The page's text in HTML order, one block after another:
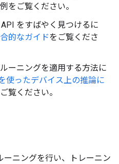
をご覧ください。
をすばやく見つけるに
的なガイドをご覧くださ
ーニングを適用する方法に
使ったデバイス上の推論に
覧ください。
ーニングを行い、トレーニン